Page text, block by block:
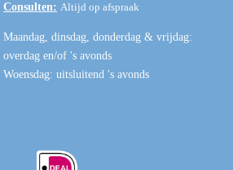
Consulten: Altijd op afspraak
Maandag, dinsdag, donderdag & vrijdag:
overdag en/of 's avonds
Woensdag: uitsluitend 's avonds